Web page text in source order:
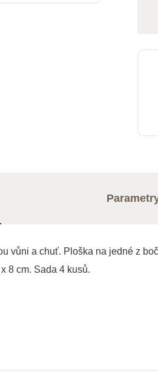
vůni a chuť. Ploška na jedné z
8 cm. Sada 4 kusů.